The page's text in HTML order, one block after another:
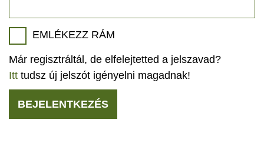
EMLÉKEZZ RÁM
Már regisztráltál, de elfelejtetted a jelszavad?
Itt tudsz új jelszót igényelni magadnak!
BEJELENTKEZÉS